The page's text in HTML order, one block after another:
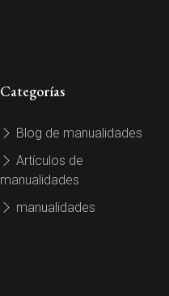
Categorías
Blog de manualidades
Artículos de
manualidades
manualidades